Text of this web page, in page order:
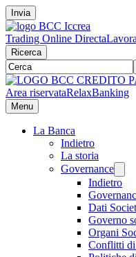
Invia
Trading Online Directa
Ricerca
Area riservataRelaxBanking
Menu
La Banca
Indietro
La storia
Governance
Indietro
Dati
Governo
Organi
Conflitti di